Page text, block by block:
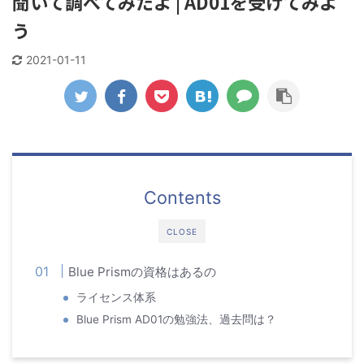
う
2021-01-11
CLOSE
Contents
Blue Prismの資格はあるの
ライセンス体系
Blue Prism AD01の勉強法、過去問は？